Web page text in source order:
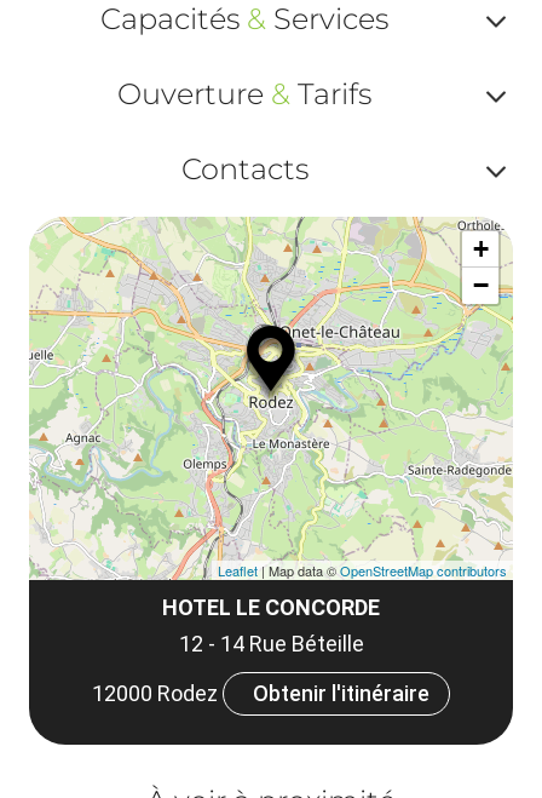
ou
Capacités & Services
ou
Ouverture & Tarifs
ou
et
Contacts
ou
HOTEL LE CONCORDE
12 - 14 Rue Béteille
12000 Rodez
Obtenir l'itinéraire
+
−
Leaflet | Map data ©OpenStreetMap contributors